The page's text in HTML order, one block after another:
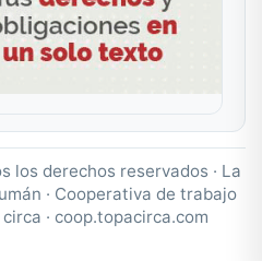
los derechos reservados · La
· Cooperativa de trabajo
· coop.topacirca.com